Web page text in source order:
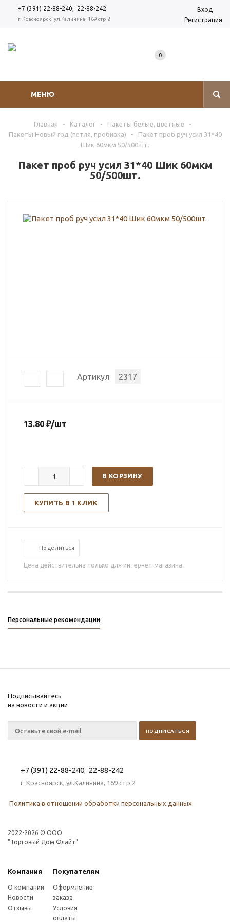
+7 (391) 22-88-240, 22-88-242
г. Красноярск, ул.Калинина, 169 стр 2
Вход
Регистрация
МЕНЮ
0
Главная - Каталог - Пакеты белые, цветные
-
Пакеты Новый год (петля, пробивка)
-
Пакет проб руч усил 31*40
Шик 60мкм 50/500шт.
Пакет проб руч усил 31*40 Шик 60мкм
50/500шт.
Артикул 2317
13.80 ₽/шт
В КОРЗИНУ
КУПИТЬ В 1 КЛИК
Поделиться
Цена действительна только для интернет-магазина.
Персональные рекомендации
Подписывайтесь
на новости и акции
+7 (391) 22-88-240, 22-88-242
г. Красноярск, ул.Калинина, 169 стр 2
Политика в отношении обработки персональных данных
2022-2026 © OOO
"Торговый Дом Флайт"
Компания Покупателям
О компании
Новости
Отзывы
Оформление
заказа
Условия
оплаты